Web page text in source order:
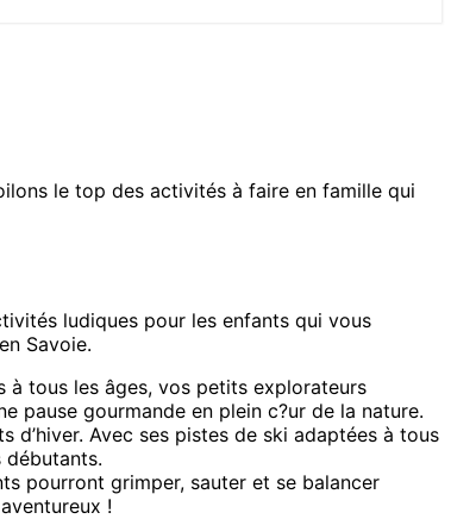
le top des activités à faire en famille qui
ludiques pour les enfants qui vous
Savoie.
à tous les âges, vos petits explorateurs
pause gourmande en plein c?ur de la nature.
d’hiver. Avec ses pistes de ski adaptées à tous
débutants.
pourront grimper, sauter et se balancer
!